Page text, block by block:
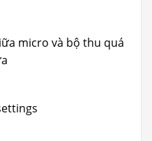
micro và bộ thu quá